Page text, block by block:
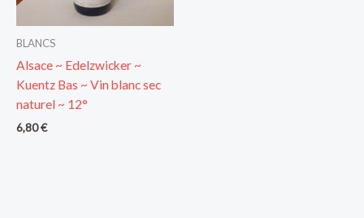
BLANCS
Alsace ~ Edelzwicker ~
Kuentz Bas ~ Vin blanc sec
naturel ~ 12°
6,80€